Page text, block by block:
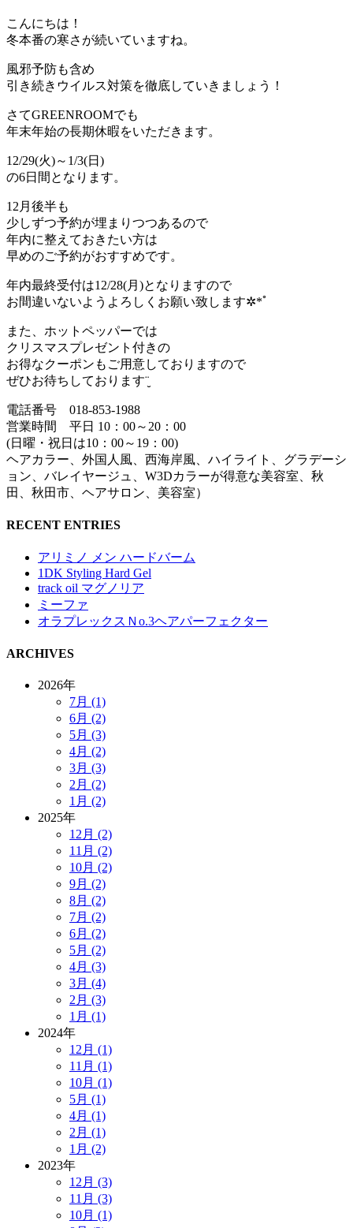
こんにちは！
冬本番の寒さが続いていますね。
風邪予防も含め
引き続きウイルス対策を徹底していきましょう！
さてGREENROOMでも
年末年始の長期休暇をいただきます。
12/29(火)～1/3(日)
の6日間となります。
12月後半も
少しずつ予約が埋まりつつあるので
年内に整えておきたい方は
早めのご予約がおすすめです。
年内最終受付は12/28(月)となりますので
お間違いないようよろしくお願い致します✲*ﾟ
また、ホットペッパーでは
クリスマスプレゼント付きの
お得なクーポンもご用意しておりますので
ぜひお待ちしております¨̮
電話番号 018-853-1988
営業時間 平日 10：00～20：00
(日曜・祝日は10：00～19：00)
ヘアカラー、外国人風、西海岸風、ハイライト、グラデーシ
ョン、バレイヤージュ、W3Dカラーが得意な美容室、秋
田、秋田市、ヘアサロン、美容室）
RECENT ENTRIES
アリミノ メン ハードバーム
1DK Styling Hard Gel
track oil マグノリア
ミーファ
オラプレックスＮo.3ヘアパーフェクター
ARCHIVES
2026年
7月 (1)
6月 (2)
5月 (3)
4月 (2)
3月 (3)
2月 (2)
1月 (2)
2025年
12月 (2)
11月 (2)
10月 (2)
9月 (2)
8月 (2)
7月 (2)
6月 (2)
5月 (2)
4月 (3)
3月 (4)
2月 (3)
1月 (1)
2024年
12月 (1)
11月 (1)
10月 (1)
5月 (1)
4月 (1)
2月 (1)
1月 (2)
2023年
12月 (3)
11月 (3)
10月 (1)